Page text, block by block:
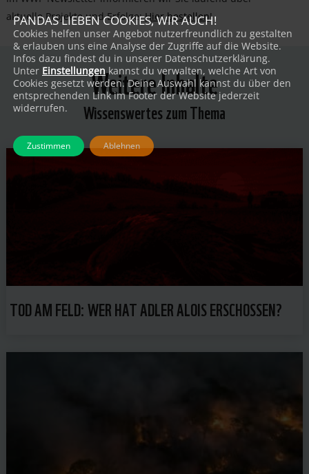
aktuelle Projekte und Erfolge:Hier bestellen!
Weitere Inhalte
Wissenswertes zum Thema
TOD AM FELD: WER HAT ADLER ALOIS ERSCHOSSEN?
PANDAS LIEBEN COOKIES, WIR AUCH!
Cookies helfen unser Angebot nutzerfreundlich zu gestalten
& erlauben uns eine Analyse der Zugriffe auf die Website.
Infos dazu findest du in unserer Datenschutzerklärung.
Unter Einstellungen kannst du verwalten, welche Art von
Cookies gesetzt werden. Deine Auswahl kannst du über den
entsprechenden Link im Footer der Website jederzeit
widerrufen.
Zustimmen Ablehnen